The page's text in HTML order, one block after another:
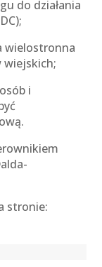
do działania
wielostronna
wiejskich;
i
stronie: